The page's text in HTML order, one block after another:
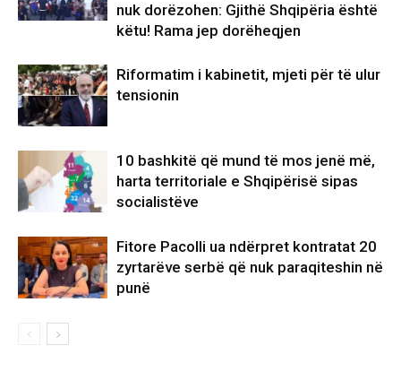
nuk dorëzohen: Gjithë Shqipëria është
këtu! Rama jep dorëheqjen
Riformatim i kabinetit, mjeti për të ulur
tensionin
10 bashkitë që mund të mos jenë më,
harta territoriale e Shqipërisë sipas
socialistëve
Fitore Pacolli ua ndërpret kontratat 20
zyrtarëve serbë që nuk paraqiteshin në
punë